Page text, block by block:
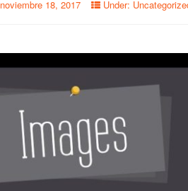
noviembre 18, 2017 Under: